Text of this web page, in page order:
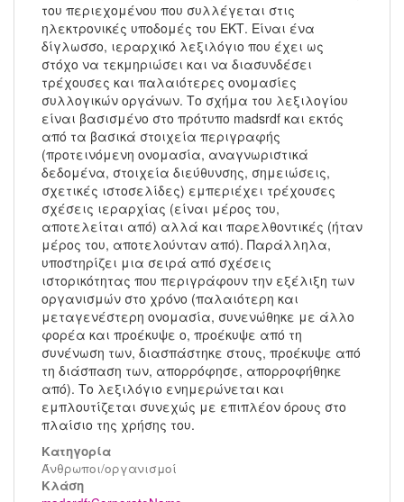
του περιεχομένου που συλλέγεται στις
ηλεκτρονικές υποδομές του ΕΚΤ. Είναι ένα
δίγλωσσο, ιεραρχικό λεξιλόγιο που έχει ως
στόχο να τεκμηριώσει και να διασυνδέσει
τρέχουσες και παλαιότερες ονομασίες
συλλογικών οργάνων. Το σχήμα του λεξιλογίου
είναι βασισμένο στο πρότυπο madsrdf και εκτός
από τα βασικά στοιχεία περιγραφής
(προτεινόμενη ονομασία, αναγνωριστικά
δεδομένα, στοιχεία διεύθυνσης, σημειώσεις,
σχετικές ιστοσελίδες) εμπεριέχει τρέχουσες
σχέσεις ιεραρχίας (είναι μέρος του,
αποτελείται από) αλλά και παρελθοντικές (ήταν
μέρος του, αποτελούνταν από). Παράλληλα,
υποστηρίζει μια σειρά από σχέσεις
ιστορικότητας που περιγράφουν την εξέλιξη των
οργανισμών στο χρόνο (παλαιότερη και
μεταγενέστερη ονομασία, συνενώθηκε με άλλο
φορέα και προέκυψε ο, προέκυψε από τη
συνένωση των, διασπάστηκε στους, προέκυψε από
τη διάσπαση των, απορρόφησε, απορροφήθηκε
από). Το λεξιλόγιο ενημερώνεται και
εμπλουτίζεται συνεχώς με επιπλέον όρους στο
πλαίσιο της χρήσης του.
Κατηγορία
Άνθρωποι/οργανισμοί
Kλάση